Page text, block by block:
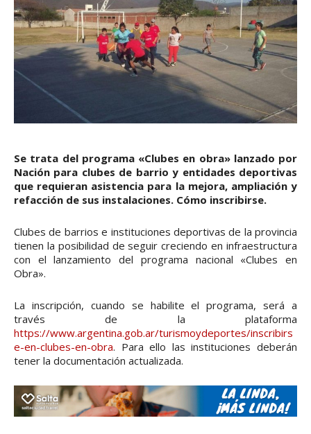
Se trata del programa «Clubes en obra» lanzado por
Nación para clubes de barrio y entidades deportivas
que requieran asistencia para la mejora, ampliación y
refacción de sus instalaciones. Cómo inscribirse.
Clubes de barrios e instituciones deportivas de la provincia
tienen la posibilidad de seguir creciendo en infraestructura
con el lanzamiento del programa nacional «Clubes en
Obra».
La inscripción, cuando se habilite el programa, será a
través de la plataforma
https://www.argentina.gob.ar/turismoydeportes/inscribirs
e-en-clubes-en-obra. Para ello las instituciones deberán
tener la documentación actualizada.